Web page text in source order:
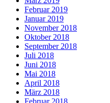
Februar 2019
Januar 2019
November 2018
Oktober 2018
September 2018
Juli 2018
Juni 2018
Mai 2018
April 2018
März 2018
Februar 2018